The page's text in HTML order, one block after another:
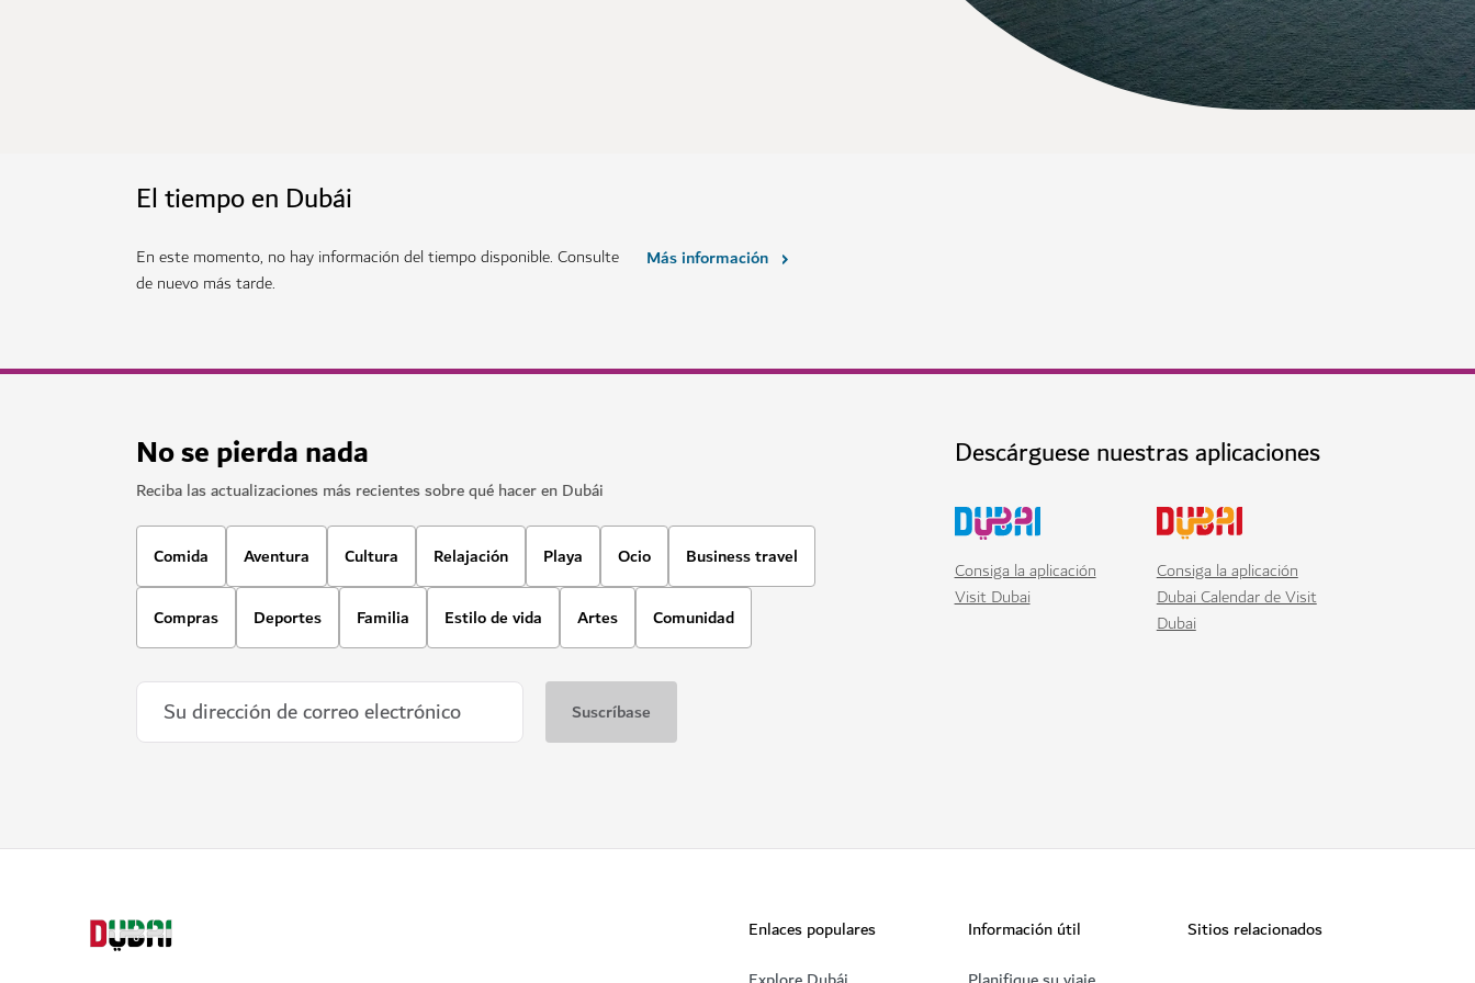
El tiempo en Dubái
En este momento, no hay información del tiempo disponible. Consulte
de nuevo más tarde.
Más información
No se pierda nada
Reciba las actualizaciones más recientes sobre qué hacer en Dubái
Comida Aventura Cultura Relajación Playa Ocio Business travel
Compras Deportes Familia Estilo de vida Artes Comunidad
Descárguese nuestras aplicaciones
Consiga la aplicación
Visit Dubai
Consiga la aplicación
Dubai Calendar de Visit
Dubai
Enlaces populares
Información útil
Sitios relacionados